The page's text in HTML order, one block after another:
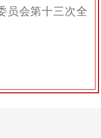
员会第十三次全